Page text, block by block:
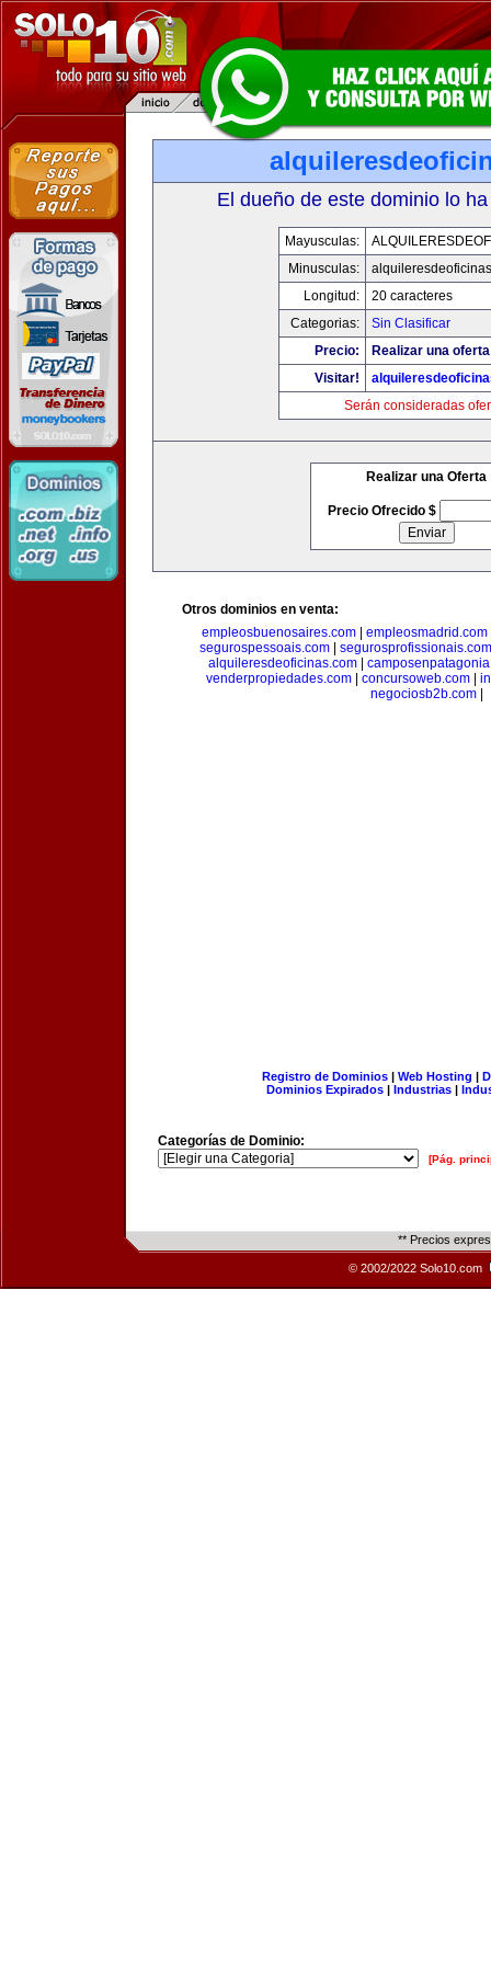
El dueño de este dominio lo
Mayusculas:
Minusculas:
Longitud:
20 caracteres
Categorias:
Sin Clasificar
Precio:
Realizar una
Visitar!
Serán consideradas
Realizar una Oferta
Precio Ofrecido $
Otros dominios en venta:
empleosbuenosaires.com
empleosmadrid.com
segurospessoais.com| segurosprofissionais.com
alquileresdeoficinas.com
venderpropiedades.com
concursoweb.com
negociosb2b.com|
Registro de Dominios| Web Hosting |
Dominios Expirados | Industrias |
Categorías de Dominio:
[Pág.
** Precios
© 2002/2022 Solo10.com